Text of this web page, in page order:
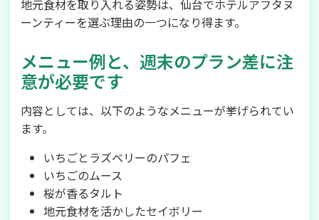
地元食材を取り入れる姿勢は、仙台でホテルアフタヌ
ーンティーを選ぶ理由の一つになり得ます。
メニュー例と、週末のプラン差に注
意が必要です
内容としては、以下のようなメニューが挙げられてい
ます。
いちごとラズベリーのパフェ
いちごのムース
桜が香るタルト
地元食材を活かしたセイボリー